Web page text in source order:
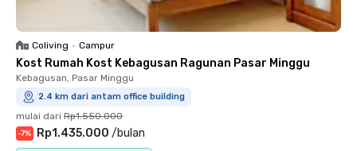
Coliving • Campur
Kost Rumah Kost Kebagusan Ragunan Pasar Minggu
Kebagusan, Pasar Minggu
2.4 km dari antam office building
mulai dari Rp1.550.000
-7% Rp1.435.000 /bulan